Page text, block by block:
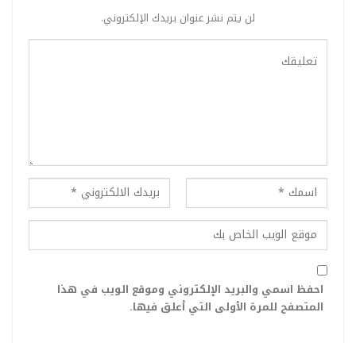
لن يتم نشر عنوان بريدك الإلكتروني.
احفظ اسمي والبريد الإلكتروني وموقع الويب في هذا
المتصفح للمرة الأولى التي أعلق فيها.